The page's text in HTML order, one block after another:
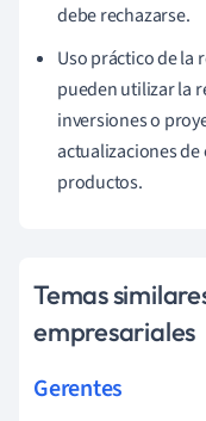
debe rechazarse.
Uso práctico de la
pueden utilizar la
inversiones o
actualizaciones
productos.
Temas
empresariales
Gerentes